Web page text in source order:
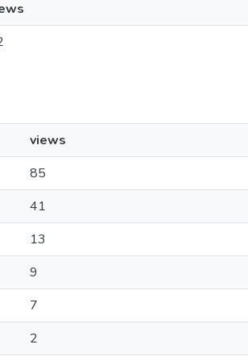
views
85
41
13
9
7
2